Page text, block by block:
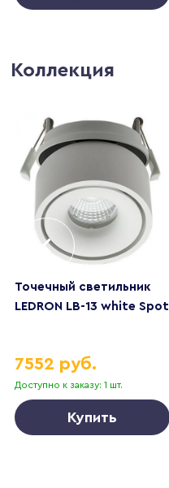
Коллекция
Точечный светильник
LEDRON LB-13 white Spot
Доступно к заказу: 1 шт.
7552 руб.
Купить